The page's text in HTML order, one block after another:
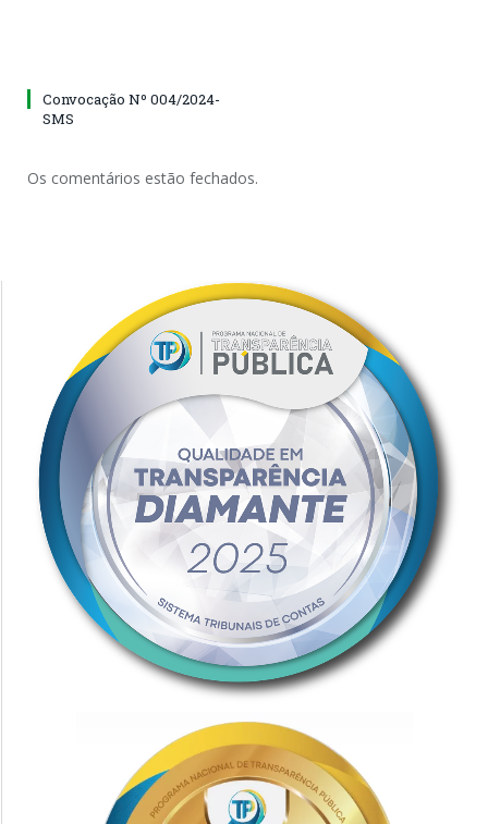
Convocação Nº 004/2024-
SMS
Os comentários estão fechados.